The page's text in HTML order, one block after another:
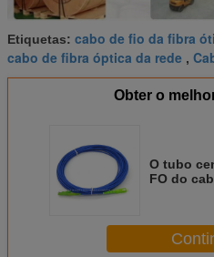
Etiquetas: cabo de fio da fibra
cabo de fibra óptica da rede ,
Obter o
O tubo
FO do